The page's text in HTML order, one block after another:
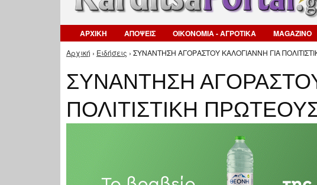
ΑΡΧΙΚΗ ΑΠΟΨΕΙΣ ΟΙΚΟΝΟΜΙΑ - ΑΓΡΟΤΙΚΑ MAGAZINO
Είστε εδώ
Αρχική › Ειδήσεις › ΣΥΝΑΝΤΗΣΗ ΑΓΟΡΑΣΤΟΥ ΚΑΛΟΓΙΑΝΝΗ ΓΙΑ
ΣΥΝΑΝΤΗΣΗ
ΠΟΛΙΤΙΣΤΙΚΗ